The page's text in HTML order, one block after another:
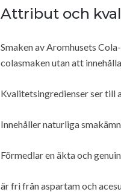
Attribut och
Smaken av Aromhusets
colasmaken utan att
Kvalitetsingredienser ser till
Innehåller naturliga
Förmedlar en äkta och
är fri från aspartam och